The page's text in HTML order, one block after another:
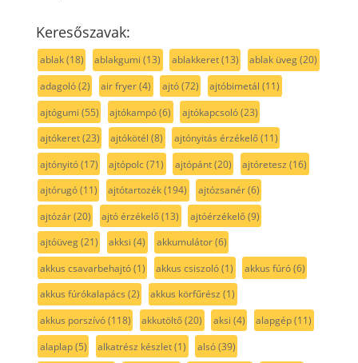
Keresőszavak:
ablak(18) ablakgumi (13) ablakkeret(13) ablak üveg(20)
adagoló(2) air fryer(4) ajtó(72) ajtóbimetál (11)
ajtógumi (55) ajtókampó(6) ajtókapcsoló(23)
ajtókeret(23) ajtókötél (8) ajtónyitás érzékelő(11)
ajtónyitó(17) ajtópolc(71) ajtópánt(20) ajtóretesz (16)
ajtórugó(11) ajtótartozék(194) ajtózsanér(6)
ajtózár(20) ajtó érzékelő(13) ajtóérzékelő(9)
ajtóüveg(21) akksi (4) akkumulátor(6)
akkus csavarbehajtó(1) akkus csiszoló(1) akkus fúró(6)
akkus fúrókalapács (2) akkus körfűrész (1)
akkus porszívó(118) akkutöltő(20) aksi (4) alapgép(11)
alaplap(5) alkatrész készlet(1) alsó(39)